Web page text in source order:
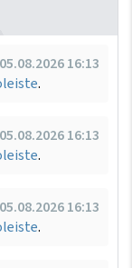
05.08.2026 16:13
.
05.08.2026 16:13
.
05.08.2026 16:13
.